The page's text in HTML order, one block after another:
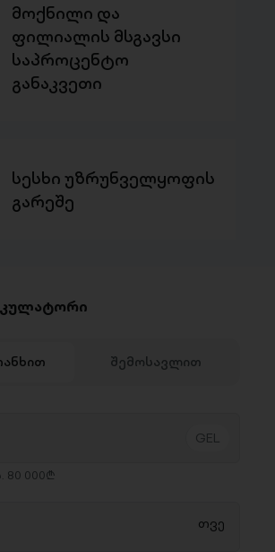
მოქნილი და
ფილიალის მსგავსი
საპროცენტო
განაკვეთი
სესხი უზრუნველყოფის
გარეშე
შემოსავლით
80 000₾